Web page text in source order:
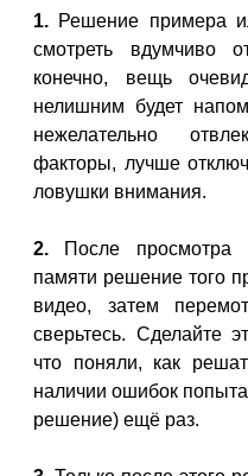
1. Решение примера
смотреть вдумчиво
конечно, вещь
нелишним будет
нежелательно
факторы, лучше
ловушки внимания.
2. После просмотра
памяти решение того
видео, затем
сверьтесь. Сделайте
что поняли, как
наличии ошибок
решение) ещё раз.